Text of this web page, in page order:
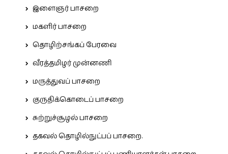
இளைஞர் பாசறை
மகளிர் பாசறை
தொழிற்சங்கப் பேரவை
வீரத்தமிழர் முன்னணி
மருத்துவப் பாசறை
குருதிக்கொடைப் பாசறை
சுற்றுச்சூழல் பாசறை
தகவல் தொழில்நுட்பப் பாசறை.